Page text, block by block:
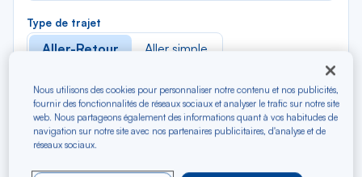
Type de trajet
Aller-Retour Aller simple
Filtrer Vider
AOÛ 2026
Nous utilisons des cookies pour personnaliser notre contenu et nos publicités,
fournir des fonctionnalités de réseaux sociaux et analyser le trafic sur notre site
web. Nous partageons également des informations quant à vos habitudes de
navigation sur notre site avec nos partenaires publicitaires, d'analyse et de
réseaux sociaux.